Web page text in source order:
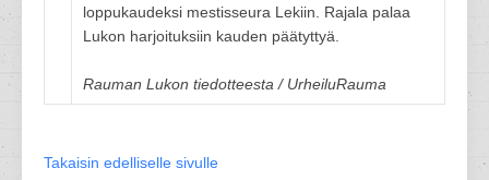
loppukaudeksi mestisseura Lekiin. Rajala palaa
Lukon harjoituksiin kauden päätyttyä.
Rauman Lukon tiedotteesta / UrheiluRauma
Takaisin edelliselle sivulle